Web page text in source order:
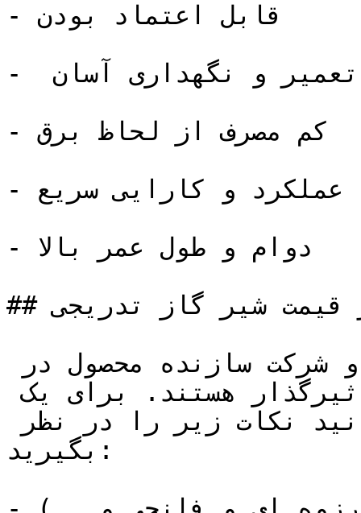
- قابل اعتماد بودن
-  تعمیر و نگهداری آسان
- کم مصرف از لحاظ برق
- عملکرد و کارایی سریع
- دوام و طول عمر بالا
## پارامتر های موثر بر قیمت شیر گاز تدریجی
انتخاب و خرید مناسب تاثیرگذار هستند. برای یک
بگیرید: